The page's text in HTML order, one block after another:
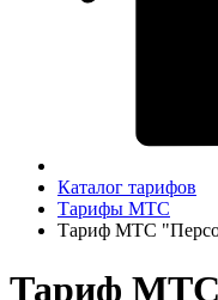
Каталог тарифов
Тарифы МТС
Тариф МТС
Тариф